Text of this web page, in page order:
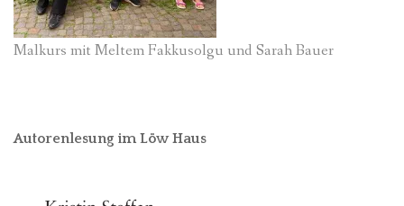
Malkurs mit Meltem Fakkusolgu und Sarah Bauer
Autorenlesung im Löw Haus